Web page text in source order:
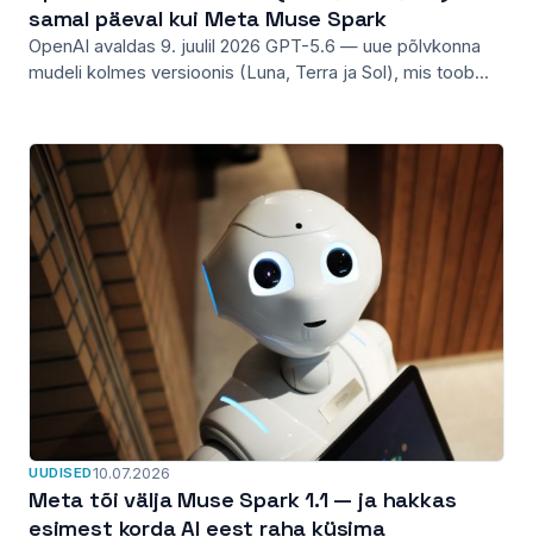
samal päeval kui Meta Muse Spark
OpenAI avaldas 9. juulil 2026 GPT-5.6 — uue põlvkonna
mudeli kolmes versioonis (Luna, Terra ja Sol), mis toob...
UUDISED10.07.2026
Meta tõi välja Muse Spark 1.1 — ja hakkas
esimest korda AI eest raha küsima